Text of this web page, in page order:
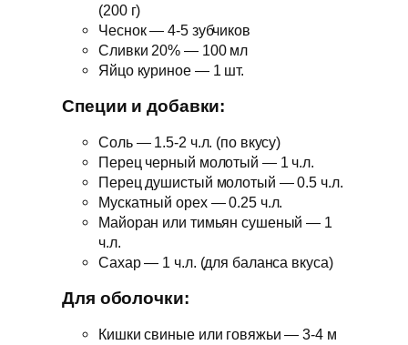
(200 г)
Чеснок — 4-5 зубчиков
Сливки 20% — 100 мл
Яйцо куриное — 1 шт.
Специи и добавки:
Соль — 1.5-2 ч.л. (по вкусу)
Перец черный молотый — 1 ч.л.
Перец душистый молотый — 0.5 ч.л.
Мускатный орех — 0.25 ч.л.
Майоран или тимьян сушеный — 1
ч.л.
Сахар — 1 ч.л. (для баланса вкуса)
Для оболочки:
Кишки свиные или говяжьи — 3-4 м